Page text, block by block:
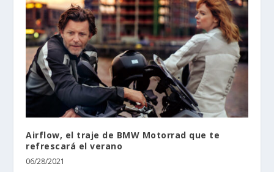
Airflow, el traje de BMW Motorrad que te
refrescará el verano
06/28/2021